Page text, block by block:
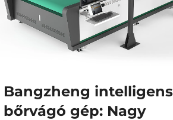
Bangzheng intelligens
bőrvágó gép: Nagy